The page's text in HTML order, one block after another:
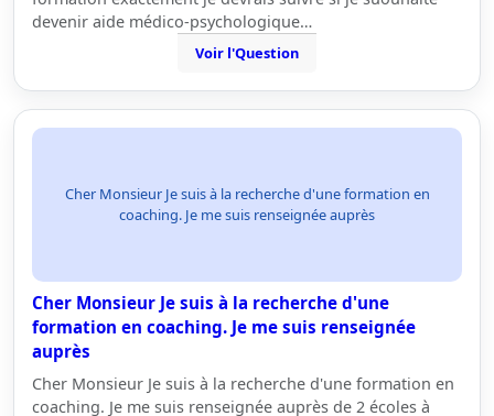
devenir aide médico-psychologique…
Voir l'Question
Cher Monsieur Je suis à la recherche d'une formation en
coaching. Je me suis renseignée auprès
Cher Monsieur Je suis à la recherche d'une
formation en coaching. Je me suis renseignée
auprès
Cher Monsieur Je suis à la recherche d'une formation en
coaching. Je me suis renseignée auprès de 2 écoles à